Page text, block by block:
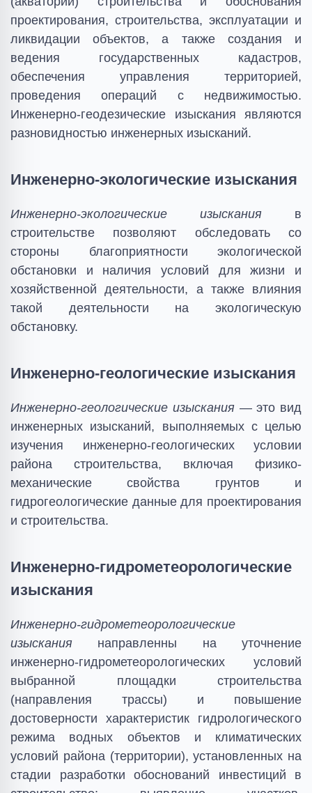
проектирования, строительства, эксплуатации и
ликвидации объектов, а также создания и
ведения государственных кадастров,
обеспечения управления территорией,
проведения операций с недвижимостью.
Инженерно-геодезические изыскания являются
разновидностью инженерных изысканий.
Инженерно-экологические изыскания
Инженерно-экологические изыскания в
строительстве позволяют обследовать со
стороны благоприятности экологической
обстановки и наличия условий для жизни и
хозяйственной деятельности, а также влияния
такой деятельности на экологическую
обстановку.
Инженерно-геологические изыскания
Инженерно-геологические изыскания— это вид
инженерных изысканий, выполняемых с целью
изучения инженерно-геологических условии
района строительства, включая физико-
механические свойства грунтов и
гидрогеологические данные для проектирования
и строительства.
Инженерно-гидрометеорологические
изыскания
Инженерно-гидрометеорологические
изыскания направленны на уточнение
инженерно-гидрометеорологических условий
выбранной площадки строительства
(направления трассы) и повышение
достоверности характеристик гидрологического
режима водных объектов и климатических
условий района (территории), установленных на
стадии разработки обоснований инвестиций в